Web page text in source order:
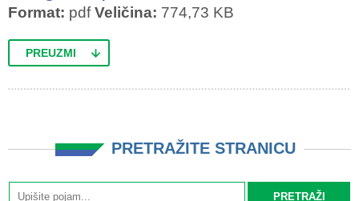
Format: pdfVeličina: 774,73 KB
PREUZMI
PRETRAŽITE STRANICU